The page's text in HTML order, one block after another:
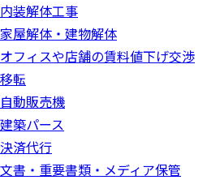
内装解体工事
家屋解体・建物解体
オフィスや店舗の賃料値下げ交渉
移転
自動販売機
建築パース
決済代行
文書・重要書類・メディア保管